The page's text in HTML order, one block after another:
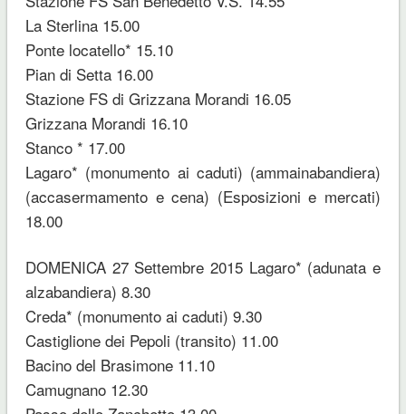
La Sterlina 15.00
Ponte locatello* 15.10
Pian di Setta 16.00
Stazione FS di Grizzana Morandi 16.05
Grizzana Morandi 16.10
Stanco * 17.00
Lagaro* (monumento ai caduti) (ammainabandiera)
(accasermamento e cena) (Esposizioni e mercati)
18.00
DOMENICA 27 Settembre 2015 Lagaro* (adunata e
alzabandiera) 8.30
Creda* (monumento ai caduti) 9.30
Castiglione dei Pepoli (transito) 11.00
Bacino del Brasimone 11.10
Camugnano 12.30